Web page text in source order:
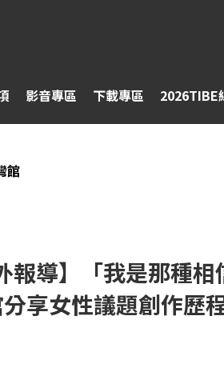
影音專區 下載專區 2026TIBE
館
報導】「我是那種
享女性議題創作歷